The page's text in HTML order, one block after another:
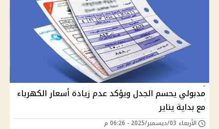
مدبولي يحسم الجدل ويؤكد عدم زيادة أسعار الكهرباء
مع بداية يناير
الأربعاء 03/ديسمبر/2025 - 06:26 م